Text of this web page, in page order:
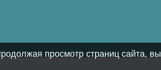
просмотр страниц сайта, вы